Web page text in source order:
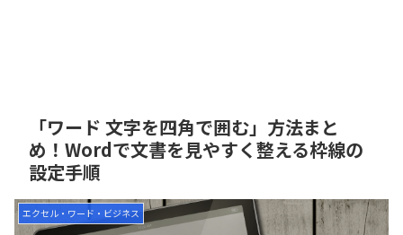
「ワード 文字を四角で囲む」方法まと
め！Wordで文書を見やすく整える枠線の
設定手順
エクセル・ワード・ビジネス